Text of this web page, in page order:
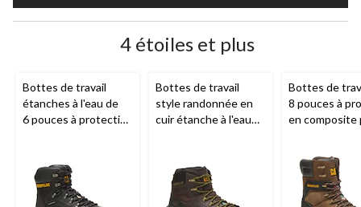
4 étoiles et plus
Bottes de travail
étanches à l'eau de
6 pouces à protection
CAT
Bottes de travail
style randonnée en
cuir étanche à l'eau
hommes, Invader,
CAT
Bottes de
8 pouces à
en composite